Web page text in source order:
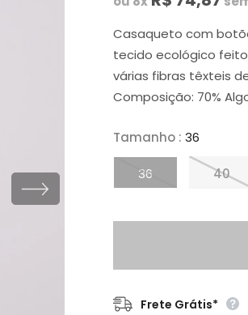
Casaqueto com
tecido ecológico
várias fibras têxteis
Composição: 70%
Tamanho :36
36 40
Frete Grátis*